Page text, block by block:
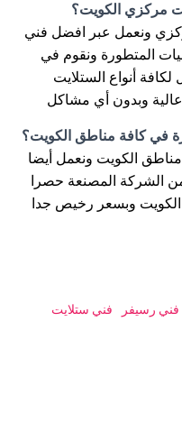
مركزي الكويت؟
ونعمل عبر افضل فني
المتطورة ونقوم في
أنواع الستلايت
عالية وبدون أي مشاكل
في كافة مناطق الكويت؟
مناطق الكويت ونعمل أيضا
الشركة المصنعة حصرا
الكويت وبسعر رخيص جدا
فني رسيفر
فني ستلايت